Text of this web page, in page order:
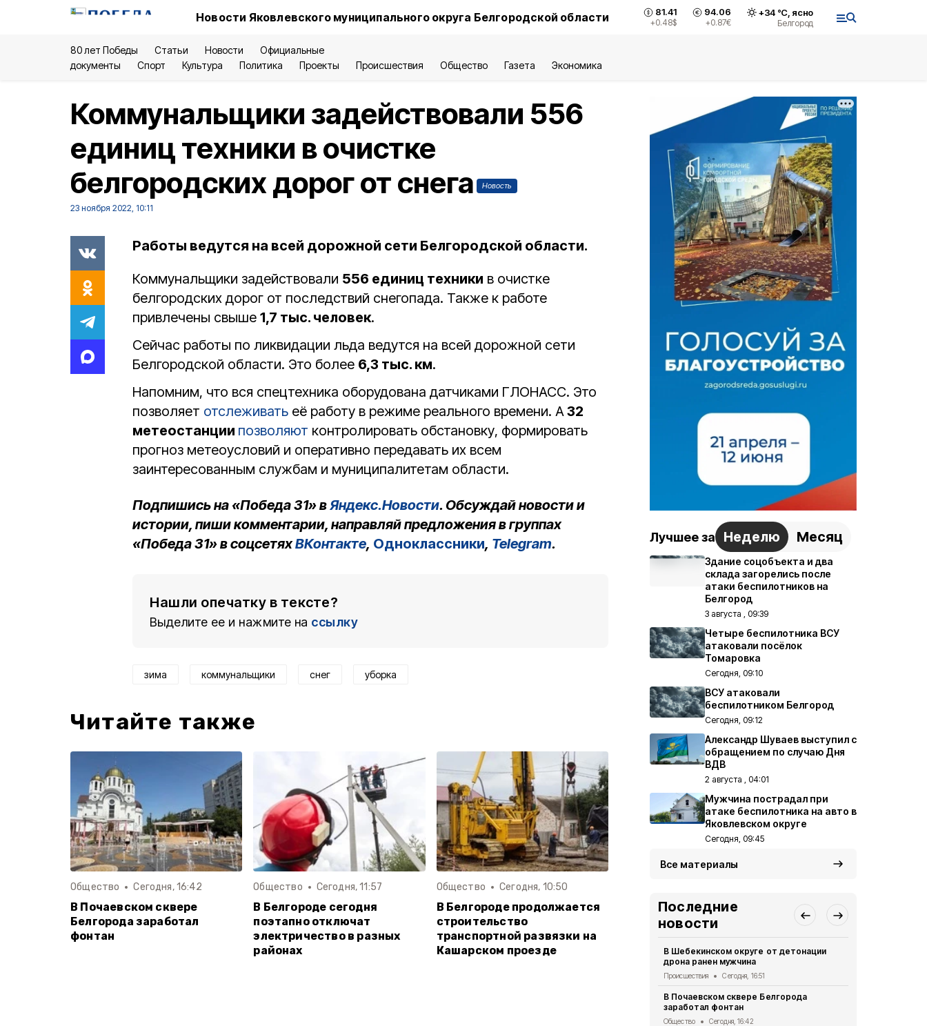
Новости Яковлевского муниципального округа Белгородской области 81.41
+0.48$
94.06
+0.87€
+34°С, ясно
Белгород
80 лет Победы Статьи Новости
Официальные
документы
Спорт Культура Политика Проекты Происшествия Общество Газета Экономика
Коммунальщики задействовали 556
единиц техники в очистке
белгородских дорог от снега
Новость
23 ноября 2022, 10:11
Работы ведутся на всей дорожной сети Белгородской области.
Коммунальщики задействовали 556 единиц техники в очистке
белгородских дорог от последствий снегопада. Также к работе
привлечены свыше 1,7 тыс. человек.
Сейчас работы по ликвидации льда ведутся на всей дорожной сети
Белгородской области. Это более 6,3 тыс. км.
Напомним, что вся спецтехника оборудована датчиками ГЛОНАСС. Это
позволяет отслеживать её работу в режиме реального времени. А32
метеостанции позволяют контролировать обстановку, формировать
прогноз метеоусловий и оперативно передавать их всем
заинтересованным службам и муниципалитетам области.
Подпишись на «Победа 31» вЯндекс.Новости. Обсуждай новости и
истории, пиши комментарии, направляй предложения в группах
«Победа 31» в соцсетяхВКонтакте, Одноклассники, Telegram.
Нашли опечатку в тексте?
Выделите ее и нажмите на ссылку
зима коммунальщики снег уборка
Читайте также
Общество Сегодня, 16:42
В Почаевском сквере
Белгорода заработал
фонтан
Общество Сегодня, 11:57
В Белгороде сегодня
поэтапно отключат
электричество в разных
районах
Общество Сегодня, 10:50
В Белгороде продолжается
строительство
транспортной развязки на
Кашарском проезде
Лучшее за Неделю Месяц
Здание соцобъекта и два
склада загорелись после
атаки беспилотников на
Белгород
3 августа , 09:39
Четыре беспилотника ВСУ
атаковали посёлок
Томаровка
Сегодня, 09:10
ВСУ атаковали
беспилотником Белгород
Сегодня, 09:12
Александр Шуваев выступил с
обращением по случаю Дня
ВДВ
2 августа , 04:01
Мужчина пострадал при
атаке беспилотника на авто в
Яковлевском округе
Сегодня, 09:45
Все материалы
Последние
новости
В Шебекинском округе от детонации
дрона ранен мужчина
Происшествия Сегодня, 16:51
В Почаевском сквере Белгорода
заработал фонтан
Общество Сегодня, 16:42